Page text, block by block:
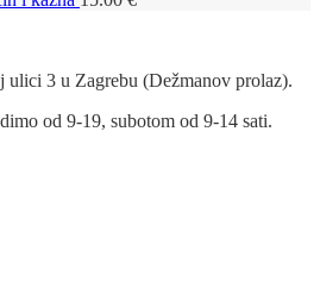
ulici 3 u Zagrebu (Dežmanov prolaz).
od 9-19, subotom od 9-14 sati.